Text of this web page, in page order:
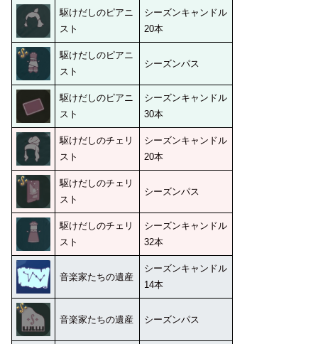
駆けだしのピアニ
スト
シーズンキャンドル
20本
駆けだしのピアニ
スト
シーズンパス
駆けだしのピアニ
スト
シーズンキャンドル
30本
駆けだしのチェリ
スト
シーズンキャンドル
20本
駆けだしのチェリ
スト
シーズンパス
駆けだしのチェリ
スト
シーズンキャンドル
32本
音楽家たちの遺産
シーズンキャンドル
14本
音楽家たちの遺産 シーズンパス